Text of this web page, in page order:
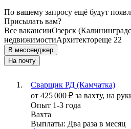
По вашему запросу ещё будут
Присылать вам?
Все вакансииОзерск
недвижимостиАрхитектореще 22
В мессенджер
На почту
Сварщик РД (Камчатка)
от 425 000 ₽ за вахту, на
Опыт 1-3 года
Вахта
Выплаты: Два раза в месяц